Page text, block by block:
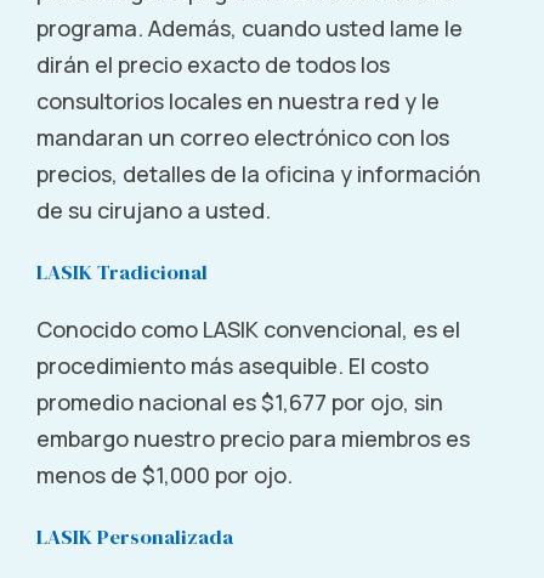
Angola, IN
712 Cameron Woods Drive Angola, IN 46703
Call (855) 321-2020
2002 Medical Parkway Annapolis, MD 21401
Call (855) 321-2020
Anthem, AZ
3654 W Anthem Way Anthem, AZ 85086
programa. Además, cuando usted lame le
dirán el precio exacto de todos los
consultorios locales en nuestra red y le
mandaran un correo electrónico con los
precios, detalles de la oficina y información
de su cirujano a usted.
LASIK Tradicional
Conocido como LASIK convencional, es el
procedimiento más asequible. El costo
promedio nacional es $1,677 por ojo, sin
embargo nuestro precio para miembros es
menos de $1,000 por ojo.
LASIK Personalizada